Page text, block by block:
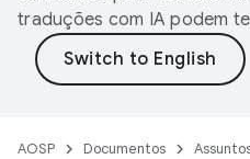
traduções com IA podem
AOSP Documentos